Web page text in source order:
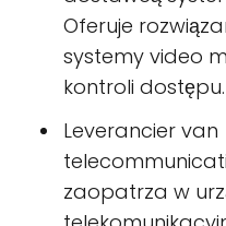
Oferuje
systemy video
kontroli dostępu.
Leverancier van
zaopatrza w